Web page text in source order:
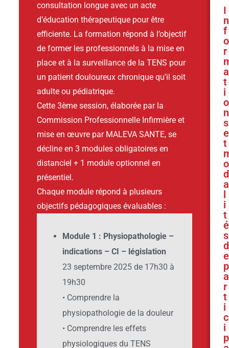
consultation longue avec un acte
d’éducation thérapeutique pour être
efficiente. La formation répond à l’objectif
de former les professionnels à la mise en
place et à la surveillance de la TENS pour
un patient douloureux chronique qu’il soit
adulte ou pédiatrique.
Cette 3ème session, élaborée par la
Commission Professionnelle Infirmière et
mise en œuvre par MALEVA SANTE, se
décline en 3 modulesobligatoires en
distanciel + 1 module optionnel en
présentiel.
Chaque module répond à plusieurs
objectifs pédagogiques évaluables :
Module 1 : Physiopathologie –
indications – CI – législation
23 septembre 2025 de 17h30 à
19h30
• Comprendre la
physiopathologie de la douleur
• Comprendre les effets
physiologiques du TENS
I
n
f
o
r
a
t
i
o
n
s
e
t
o
d
a
l
i
t
é
s
d
e
p
a
r
t
i
c
i
p